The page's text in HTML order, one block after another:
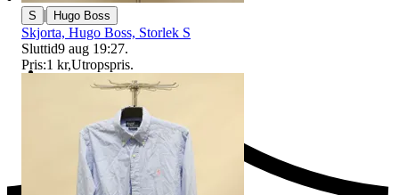
Ersättning om du inte får din vara
S | Hugo Boss
Skjorta, Hugo Boss, Storlek S
Sluttid9 aug 19:27.
Pris:1 kr,Utropspris.